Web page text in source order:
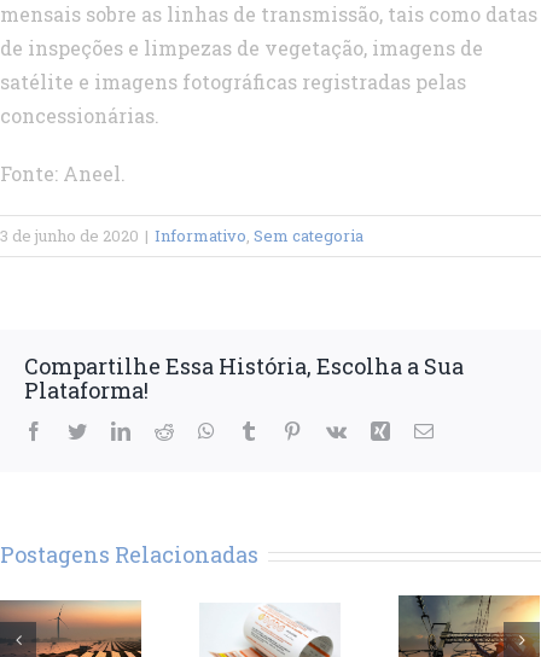
mensais sobre as linhas de transmissão, tais como datas
de inspeções e limpezas de vegetação, imagens de
satélite e imagens fotográficas registradas pelas
concessionárias.​
Fonte: Aneel.
3 de junho de 2020 | Informativo, Sem categoria
Compartilhe Essa História, Escolha a Sua
Plataforma!
Facebook
TwitterLinkedIn
Reddit WhatsApp
Tumblr Pinterest
Vk Xing E-
Postagens Relacionadas